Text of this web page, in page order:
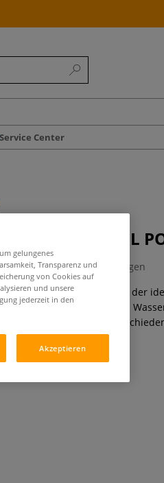
Service Center
SUPER CELL
0 Bewertungen
CELL POURING MIX ist der
Pouring-Techniken.
auf. Erhältlich in
gelungenes
Transparenz und
von Cookies auf
und unsere
jederzeit in den
Akzeptieren